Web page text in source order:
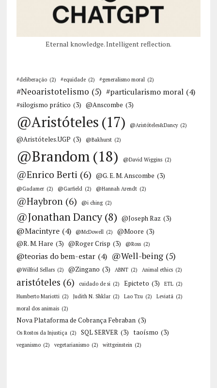
Eternal knowledge. Intelligent reflection.
#deliberação (2) #equidade (2) #generalismo moral (2)
#Neoaristotelismo (5) #particularismo moral (4)
#silogismo prático (3) @Anscombe (3)
@Aristóteles (17) @Aristóteles&Dancy (2)
@Aristóteles.UGP (3) @Bakhurst (2)
@Brandom (18) @David Wiggins (2)
@Enrico Berti (6) @G. E. M. Anscombe (3)
@Gadamer (2) @Garfield (2) @Hannah Arendt (2)
@Haybron (6) @i ching (2)
@Jonathan Dancy (8) @Joseph Raz (3)
@Macintyre (4) @McDowell (2) @Moore (3)
@R. M. Hare (3) @Roger Crisp (3) @Ross (2)
@teorias do bem-estar (4) @Well-being (5)
@Wilfrid Sellars (2) @Zingano (3) ABNT (2) Animal ethics (2)
aristóteles (6) cuidado de si (2) Epicteto (3) ETL (2)
Humberto Mariotti (2) Judith N. Shklar (2) Lao Tzu (2) Leviatã (2)
moral dos animais (2)
Nova Plataforma de Cobrança Febraban (3)
Os Rostos da Injustiça (2) SQL SERVER (3) taoísmo (3)
veganismo (2) vegetarianismo (2) wittgeinstein (2)